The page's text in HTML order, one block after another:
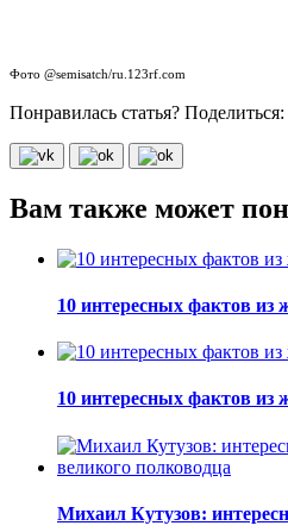
Фото @semisatch/ru.123rf.com
Понравилась статья? Поделиться:
Вам также может
10 интересных фактов из
10 интересных фактов из
Михаил Кутузов: